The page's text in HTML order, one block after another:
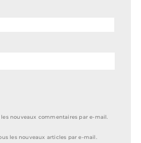
nouveaux commentaires par e-mail.
les nouveaux articles par e-mail.